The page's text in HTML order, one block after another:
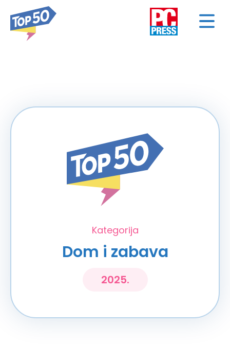
< NAZAD
Kategorija
Dom i zabava
2025.